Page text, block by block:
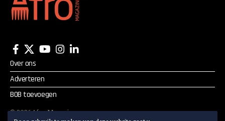
Over ons
Adverteren
BOB toevoegen
©2026Afro Magazine.